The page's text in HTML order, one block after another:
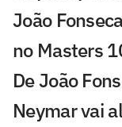
João
no Masters
De João
Neymar vai